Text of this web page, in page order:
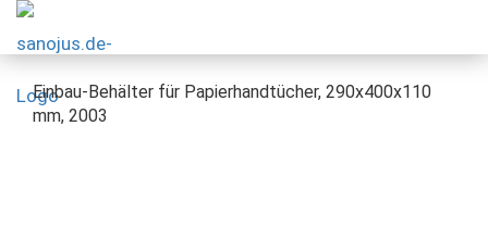
Einbau-Behälter für Papierhandtücher, 290x400x110
mm, 2003